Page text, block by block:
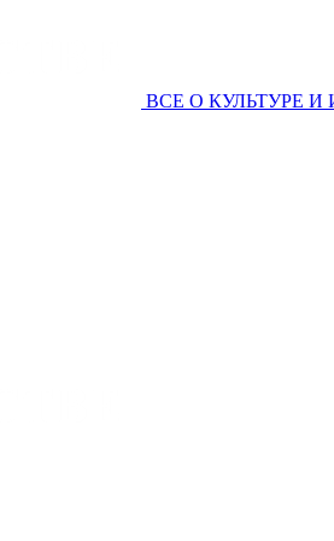
ВСЕ О КУЛЬТУРЕ И